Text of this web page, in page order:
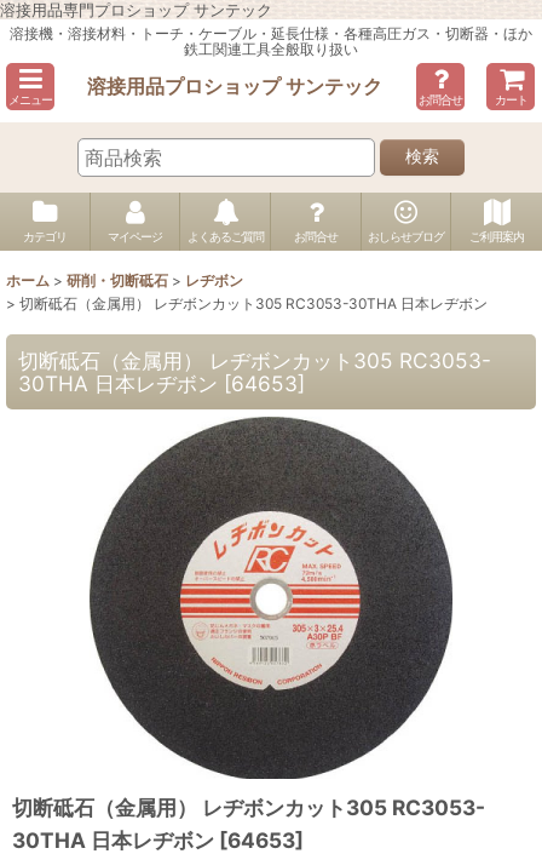
溶接用品専門プロショップ サンテック
溶接機・溶接材料・トーチ・ケーブル・延長仕様・各種高圧ガス・切断器・ほか
鉄工関連工具全般取り扱い
メニュー
溶接用品プロショップ サンテック
お問合せ カート
検索
カテゴリ マイページ よくあるご質問 お問合せ おしらせブログ ご利用案内
ホーム > 研削・切断砥石 > レヂボン
> 切断砥石（金属用） レヂボンカット305 RC3053-30THA 日本レヂボン
切断砥石（金属用） レヂボンカット305 RC3053-
30THA 日本レヂボン [64653]
切断砥石（金属用） レヂボンカット305 RC3053-
30THA 日本レヂボン [64653]